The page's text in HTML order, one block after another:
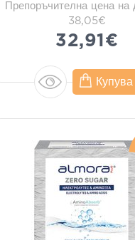
Препоръчителна цена на
38,05€
32,91€
Купува